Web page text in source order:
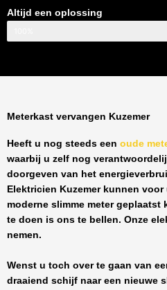
Altijd een oplossing
Meterkast vervangen Kuzemer
Heeft u nog steeds een oude
waarbij u zelf nog
doorgeven van het
Elektricien Kuzemerkunnen voor
moderne slimme meter
te doen is ons te bellen. Onze
nemen.
Wenst u toch over te gaan van
draaiend schijf naar een nieuwe